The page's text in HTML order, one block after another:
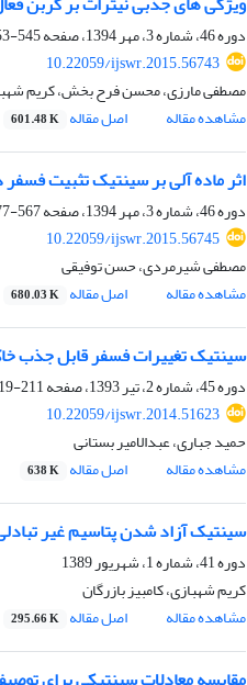
دوره 46، شماره 3، مهر 1394، صفحه
545-553
10.22059/ijswr.2015.56743
مصطفی مارزی، محسن فرح بخش، کریم
مشاهده مقاله
اصل مقاله 601.48 K
اثر ماده آلی بر سینتیک تثبیت
دوره 46، شماره 3، مهر 1394، صفحه
567-577
10.22059/ijswr.2015.56745
مصطفی شیرمردی، حسن توفیقی
مشاهده مقاله
اصل مقاله 680.03 K
سینتیک تغییرات فسفر قابل جذب
دوره 45، شماره 2، تیر 1393، صفحه
211-219
10.22059/ijswr.2014.51623
حمید جباری، عبدالامیر بستانی
مشاهده مقاله
اصل مقاله 638 K
سینتیک آزاد شدن پتاسیم غیر
دوره 41، شماره 1، شهریور 1389
کریم شهبازی، کامبیز بازرگان
مشاهده مقاله
اصل مقاله 295.66 K